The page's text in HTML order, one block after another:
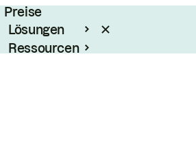
Preise
Lösungen
Ressourcen